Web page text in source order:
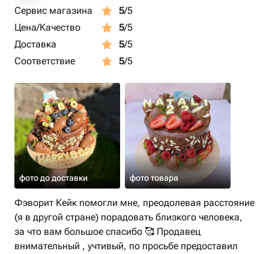
Сервис магазина 5/5
Цена/Качество
5/5
Доставка
5/5
Соответствие
5/5
фото до доставки фото товара
Фэворит Кейк помогли мне, преодолевая расстояние
(я в другой стране) порадовать близкого человека,
за что вам большое спасибо 🥰 Продавец
внимательный , учтивый, по просьбе предоставил